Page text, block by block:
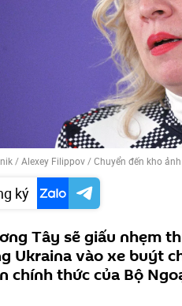
/ Alexey Filippov/Chuyển đến kho ảnh
ký
Tây sẽ giấu nhẹm
Ukraina vào xe buýt
chính thức của Bộ